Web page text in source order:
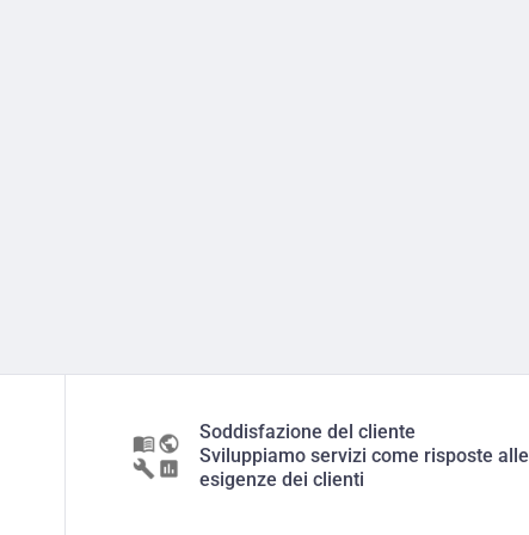
Soddisfazione del cliente
Sviluppiamo servizi come risposte alle
esigenze dei clienti